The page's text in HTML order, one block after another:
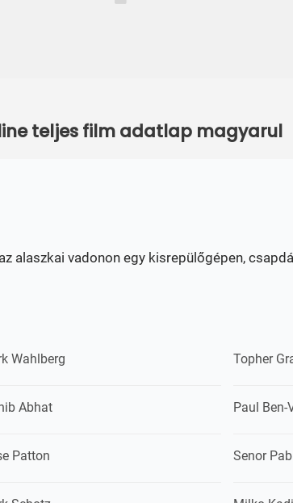
teljes film adatlap magyarul
alaszkai vadonon egy kisrepülőgépen,
Wahlberg Topher
Abhat Paul Ben-
Patton Senor